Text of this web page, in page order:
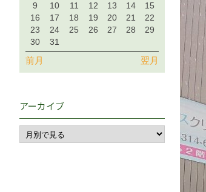
9
10 11 12 13 14
15
16
17 18 19 20 21
22
23
24 25 26 27 28
29
30
31
前月 翌月
アーカイブ